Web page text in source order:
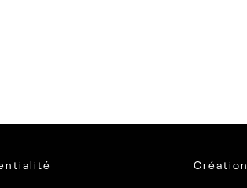
Création